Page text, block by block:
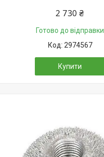
2 730 ₴
Готово до відправки
2974567
Купити